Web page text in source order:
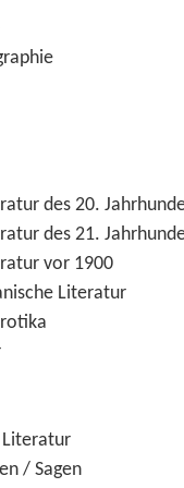
des 20.
des 21.
vor 1900
Literatur
Literatur
/ Sagen